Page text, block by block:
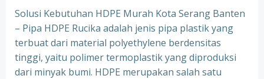
Solusi Kebutuhan HDPE Murah Kota Serang Banten
– Pipa HDPE Rucika adalah jenis pipa plastik yang
terbuat dari material polyethylene berdensitas
tinggi, yaitu polimer termoplastik yang diproduksi
dari minyak bumi. HDPE merupakan salah satu